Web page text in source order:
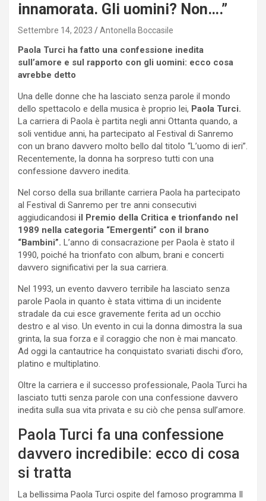
innamorata. Gli uomini? Non….”
Settembre 14, 2023 Antonella Boccasile
Paola Turci ha fatto una confessione inedita
sull’amore e sul rapporto con gli uomini: ecco cosa
avrebbe detto
Una delle donne che ha lasciato senza parole il mondo
dello spettacolo e della musica è proprio lei, Paola Turci.
La carriera di Paola è partita negli anni Ottanta quando, a
soli ventidue anni, ha partecipato al Festival di Sanremo
con un brano davvero molto bello dal titolo “L’uomo di ieri”.
Recentemente, la donna ha sorpreso tutti con una
confessione davvero inedita.
Nel corso della sua brillante carriera Paola ha partecipato
al Festival di Sanremo per tre anni consecutivi
aggiudicandosi il Premio della Critica e trionfando nel
1989 nella categoria “Emergenti” con il brano
“Bambini”. L’anno di consacrazione per Paola è stato il
1990, poiché ha trionfato con album, brani e concerti
davvero significativi per la sua carriera.
Nel 1993, un evento davvero terribile ha lasciato senza
parole Paola in quanto è stata vittima di un incidente
stradale da cui esce gravemente ferita ad un occhio
destro e al viso. Un evento in cui la donna dimostra la sua
grinta, la sua forza e il coraggio che non è mai mancato.
Ad oggi la cantautrice ha conquistato svariati dischi d’oro,
platino e multiplatino.
Oltre la carriera e il successo professionale, Paola Turci ha
lasciato tutti senza parole con una confessione davvero
inedita sulla sua vita privata e su ciò che pensa sull’amore.
Paola Turci fa una confessione
davvero incredibile: ecco di cosa
si tratta
La bellissima Paola Turci ospite del famoso programma Il